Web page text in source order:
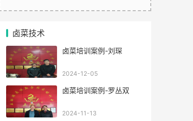
卤菜技术
卤菜培训案例-刘琛
2024-12-05
卤菜培训案例-罗丛双
2024-11-13